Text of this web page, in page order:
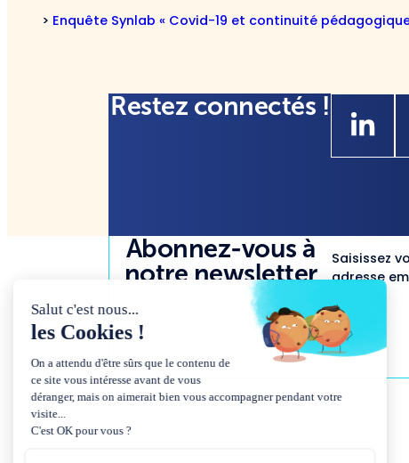
> Enquête Synlab « Covid-19 et continuité
Restez connectés !
Abonnez-vous à
notre newsletter
Saisissez
adresse